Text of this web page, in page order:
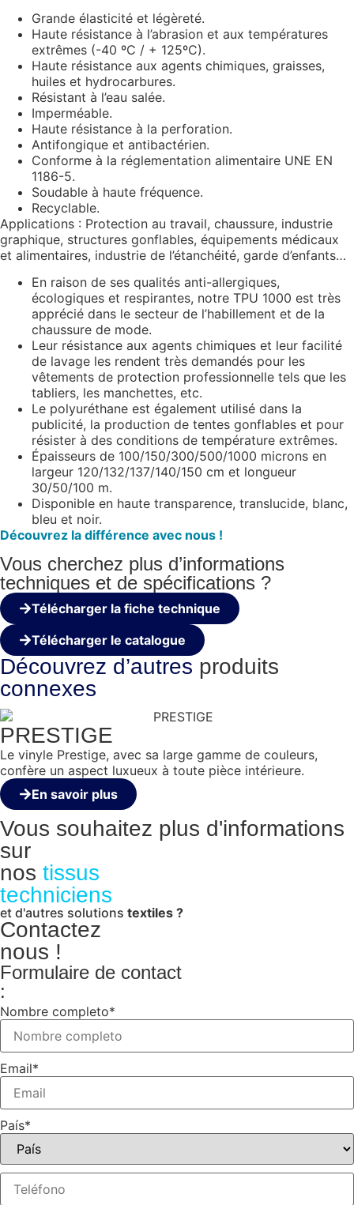
Grande élasticité et légèreté.
Haute résistance à l’abrasion et aux températures
extrêmes (-40 ºC / + 125ºC).
Haute résistance aux agents chimiques, graisses,
huiles et hydrocarbures.
Résistant à l’eau salée.
Imperméable.
Haute résistance à la perforation.
Antifongique et antibactérien.
Conforme à la réglementation alimentaire UNE EN
1186-5.
Soudable à haute fréquence.
Recyclable.
Applications : Protection au travail, chaussure, industrie
graphique, structures gonflables, équipements médicaux
et alimentaires, industrie de l’étanchéité, garde d’enfants…
En raison de ses qualités anti-allergiques,
écologiques et respirantes, notre TPU 1000 est très
apprécié dans le secteur de l’habillement et de la
chaussure de mode.
Leur résistance aux agents chimiques et leur facilité
de lavage les rendent très demandés pour les
vêtements de protection professionnelle tels que les
tabliers, les manchettes, etc.
Le polyuréthane est également utilisé dans la
publicité, la production de tentes gonflables et pour
résister à des conditions de température extrêmes.
Épaisseurs de 100/150/300/500/1000 microns en
largeur 120/132/137/140/150 cm et longueur
30/50/100 m.
Disponible en haute transparence, translucide, blanc,
bleu et noir.
Découvrez la différence avec nous !
Vous cherchez plus d’informations
techniques et de spécifications ?
Télécharger la fiche technique
Télécharger le catalogue
Découvrez d’autres produits
connexes
PRESTIGE
Le vinyle Prestige, avec sa large gamme de couleurs,
confère un aspect luxueux à toute pièce intérieure.
En savoir plus
Vous souhaitez plus d'informations
sur
nos tissus
techniciens
et d'autres solutions textiles ?
Contactez
nous !
Formulaire de contact
:
Nombre completo*
Email*
País*